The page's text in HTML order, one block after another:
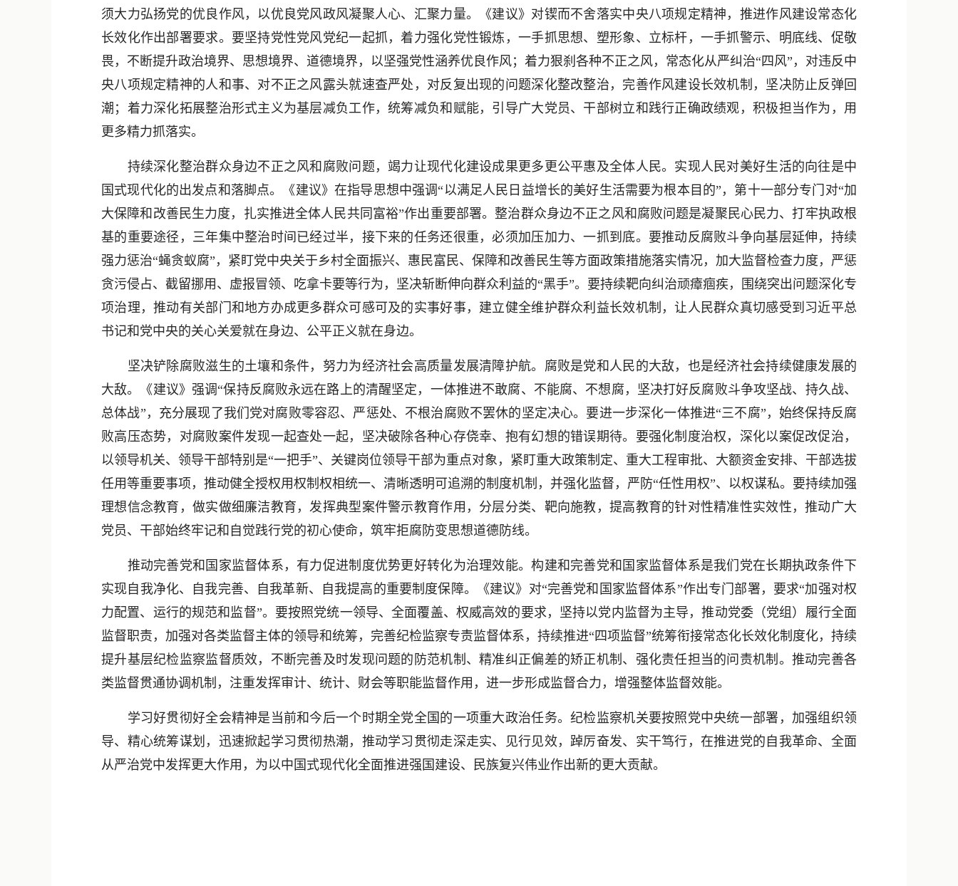
须大力弘扬党的优良作风，以优良党风政风凝聚人心、汇聚力量。《建议》对锲而不舍落实中央八项规定精神，推进作风建设常态化
长效化作出部署要求。要坚持党性党风党纪一起抓，着力强化党性锻炼，一手抓思想、塑形象、立标杆，一手抓警示、明底线、促敬
畏，不断提升政治境界、思想境界、道德境界，以坚强党性涵养优良作风；着力狠刹各种不正之风，常态化从严纠治“四风”，对违反中
央八项规定精神的人和事、对不正之风露头就速查严处，对反复出现的问题深化整改整治，完善作风建设长效机制，坚决防止反弹回
潮；着力深化拓展整治形式主义为基层减负工作，统筹减负和赋能，引导广大党员、干部树立和践行正确政绩观，积极担当作为，用
更多精力抓落实。
持续深化整治群众身边不正之风和腐败问题，竭力让现代化建设成果更多更公平惠及全体人民。实现人民对美好生活的向往是中
国式现代化的出发点和落脚点。《建议》在指导思想中强调“以满足人民日益增长的美好生活需要为根本目的”，第十一部分专门对“加
大保障和改善民生力度，扎实推进全体人民共同富裕”作出重要部署。整治群众身边不正之风和腐败问题是凝聚民心民力、打牢执政根
基的重要途径，三年集中整治时间已经过半，接下来的任务还很重，必须加压加力、一抓到底。要推动反腐败斗争向基层延伸，持续
强力惩治“蝇贪蚁腐”，紧盯党中央关于乡村全面振兴、惠民富民、保障和改善民生等方面政策措施落实情况，加大监督检查力度，严惩
贪污侵占、截留挪用、虚报冒领、吃拿卡要等行为，坚决斩断伸向群众利益的“黑手”。要持续靶向纠治顽瘴痼疾，围绕突出问题深化专
项治理，推动有关部门和地方办成更多群众可感可及的实事好事，建立健全维护群众利益长效机制，让人民群众真切感受到习近平总
书记和党中央的关心关爱就在身边、公平正义就在身边。
坚决铲除腐败滋生的土壤和条件，努力为经济社会高质量发展清障护航。腐败是党和人民的大敌，也是经济社会持续健康发展的
大敌。《建议》强调“保持反腐败永远在路上的清醒坚定，一体推进不敢腐、不能腐、不想腐，坚决打好反腐败斗争攻坚战、持久战、
总体战”，充分展现了我们党对腐败零容忍、严惩处、不根治腐败不罢休的坚定决心。要进一步深化一体推进“三不腐”，始终保持反腐
败高压态势，对腐败案件发现一起查处一起，坚决破除各种心存侥幸、抱有幻想的错误期待。要强化制度治权，深化以案促改促治，
以领导机关、领导干部特别是“一把手”、关键岗位领导干部为重点对象，紧盯重大政策制定、重大工程审批、大额资金安排、干部选拔
任用等重要事项，推动健全授权用权制权相统一、清晰透明可追溯的制度机制，并强化监督，严防“任性用权”、以权谋私。要持续加强
理想信念教育，做实做细廉洁教育，发挥典型案件警示教育作用，分层分类、靶向施教，提高教育的针对性精准性实效性，推动广大
党员、干部始终牢记和自觉践行党的初心使命，筑牢拒腐防变思想道德防线。
推动完善党和国家监督体系，有力促进制度优势更好转化为治理效能。构建和完善党和国家监督体系是我们党在长期执政条件下
实现自我净化、自我完善、自我革新、自我提高的重要制度保障。《建议》对“完善党和国家监督体系”作出专门部署，要求“加强对权
力配置、运行的规范和监督”。要按照党统一领导、全面覆盖、权威高效的要求，坚持以党内监督为主导，推动党委（党组）履行全面
监督职责，加强对各类监督主体的领导和统筹，完善纪检监察专责监督体系，持续推进“四项监督”统筹衔接常态化长效化制度化，持续
提升基层纪检监察监督质效，不断完善及时发现问题的防范机制、精准纠正偏差的矫正机制、强化责任担当的问责机制。推动完善各
类监督贯通协调机制，注重发挥审计、统计、财会等职能监督作用，进一步形成监督合力，增强整体监督效能。
学习好贯彻好全会精神是当前和今后一个时期全党全国的一项重大政治任务。纪检监察机关要按照党中央统一部署，加强组织领
导、精心统筹谋划，迅速掀起学习贯彻热潮，推动学习贯彻走深走实、见行见效，踔厉奋发、实干笃行，在推进党的自我革命、全面
从严治党中发挥更大作用，为以中国式现代化全面推进强国建设、民族复兴伟业作出新的更大贡献。